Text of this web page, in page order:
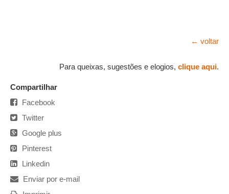
← voltar
Para queixas, sugestões e elogios, clique aqui.
Compartilhar
Facebook
Twitter
Google plus
Pinterest
Linkedin
Enviar por e-mail